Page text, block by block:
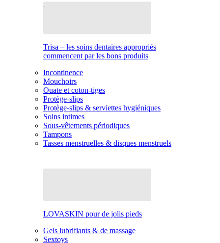
Trisa – les soins dentaires appropriés
commencent par les bons produits
Incontinence
Mouchoirs
Ouate et coton-tiges
Protège-slips
Protège-slips & serviettes hygiéniques
Soins intimes
Sous-vêtements périodiques
Tampons
Tasses menstruelles & disques menstruels
LOVASKIN pour de jolis pieds
Gels lubrifiants & de massage
Sextoys